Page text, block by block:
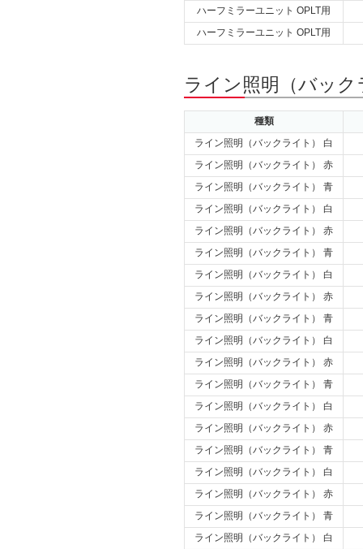
ハーフミラーユニット OPLT用
ハーフミラーユニット OPLT用
ライン照明（バッ
種類
ライン照明（バックライト） 白
ライン照明（バックライト） 赤
ライン照明（バックライト） 青
ライン照明（バックライト） 白
ライン照明（バックライト） 赤
ライン照明（バックライト） 青
ライン照明（バックライト） 白
ライン照明（バックライト） 赤
ライン照明（バックライト） 青
ライン照明（バックライト） 白
ライン照明（バックライト） 赤
ライン照明（バックライト） 青
ライン照明（バックライト） 白
ライン照明（バックライト） 赤
ライン照明（バックライト） 青
ライン照明（バックライト） 白
ライン照明（バックライト） 赤
ライン照明（バックライト） 青
ライン照明（バックライト） 白